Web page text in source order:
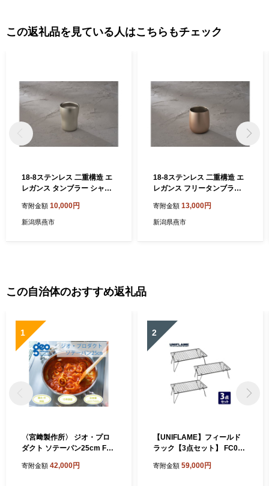
この返礼品を見ている人はこちらもチェック
18-8ステンレス 二重構造 エ
レガンス タンブラー シャン
寄附金額 10,000円
新潟県燕市
18-8ステンレス 二重構造 エ
レガンス フリータンブラー
11
寄附金額 13,000円
新潟県燕市
この自治体のおすすめ返礼品
1
〈宮﨑製作所〉 ジオ・プロ
ダクト ソテーパン25cm FC0
対応 鍋 ステンレス 燕三条 燕
寄附金額 42,000円
2
【UNIFLAME】フィールド
ラック【3点セット】 FC059
寄附金額 59,000円